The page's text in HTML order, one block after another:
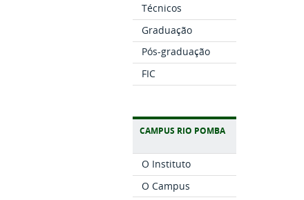
Técnicos
Graduação
Pós-graduação
FIC
CAMPUS RIO POMBA
O Instituto
O Campus